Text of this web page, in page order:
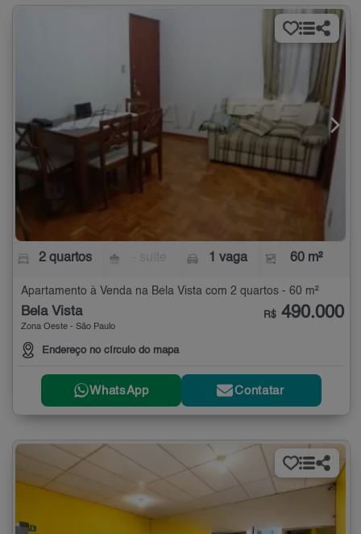
2 quartos 1 vaga 60 m²
Apartamento à Venda na Bela Vista com 2 quartos - 60 m²
Bela Vista
Zona Oeste - São Paulo
Endereço no círculo do mapa
R$ 490.000
WhatsApp Contatar